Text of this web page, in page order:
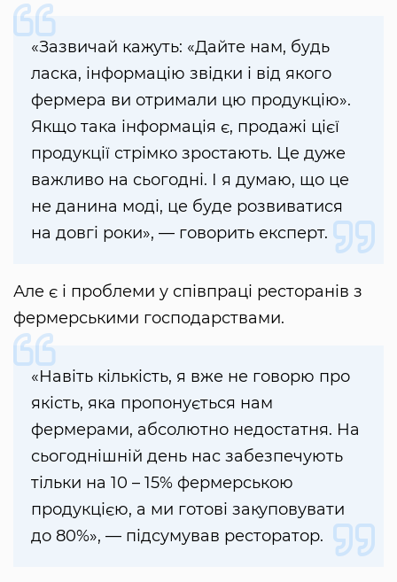
«Зазвичай кажуть: «Дайте нам, будь
ласка, інформацію звідки і від якого
фермера ви отримали цю продукцію».
Якщо така інформація є, продажі цієї
продукції стрімко зростають. Це дуже
важливо на сьогодні. І я думаю, що це
не данина моді, це буде розвиватися
на довгі роки», — говорить експерт.
Але є і проблеми у співпраці ресторанів з
фермерськими господарствами.
«Навіть кількість, я вже не говорю про
якість, яка пропонується нам
фермерами, абсолютно недостатня. На
сьогоднішній день нас забезпечують
тільки на 10 – 15% фермерською
продукцією, а ми готові закуповувати
до 80%», — підсумував ресторатор.